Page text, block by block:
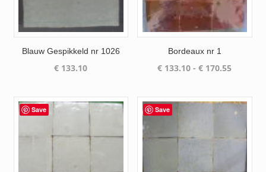
Blauw Gespikkeld nr 1026
€ 133.10
Bordeaux nr 1
€ 133.10 - € 170.55
€ 170.55
Save Save